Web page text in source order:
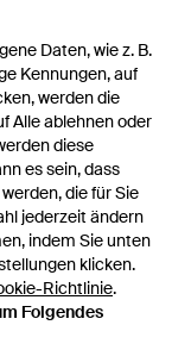
Daten, wie z. B.
Kennungen, auf
werden die
Alle ablehnen oder
diese
es sein, dass
die für Sie
jederzeit ändern
indem Sie unten
klicken.
Richtlinie.
Folgendes
Strickwaren